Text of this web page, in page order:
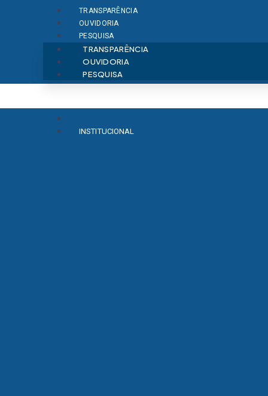
TRANSPARÊNCIA
OUVIDORIA
PESQUISA
TRANSPARÊNCIA
OUVIDORIA
PESQUISA
INSTITUCIONAL